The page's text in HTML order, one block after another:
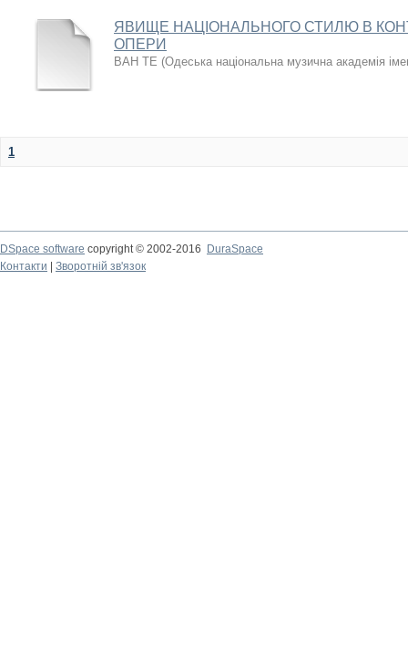
ЯВИЩЕ НАЦІОНАЛЬНОГО СТИЛЮ В
ОПЕРИ
ВАН ТЕ (Одеська національна музична академія
1
DSpace software copyright © 2002-2016
DuraSpace
Контакти
Зворотній зв'язок